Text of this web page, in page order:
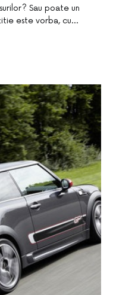
Sau poate un
este vorba, cu…